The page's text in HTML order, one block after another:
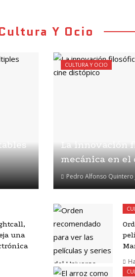
Y Ocio
La innovación
mecánica en
Pedro Alfonso Quintero
CULTURA Y OCIO
una